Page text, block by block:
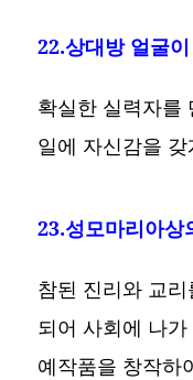
22.상대방 얼굴
확실한 실력자를
일에 자신감을
23.성모마리아상
참된 진리와 교
되어 사회에 나
예작품을 창작하